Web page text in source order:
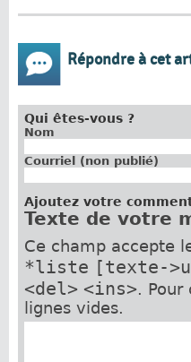
Répondre à cet
Qui êtes-vous ?
Nom
Courriel (non publié)
Ajoutez votre
Texte de votre
Ce champ accepte
*liste [texte-
<del> <ins>. Pour
lignes vides.